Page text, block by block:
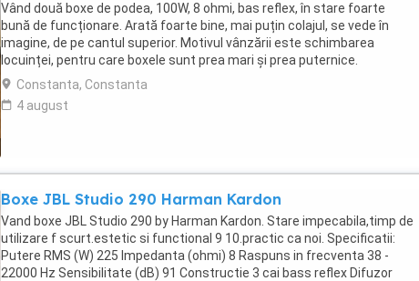
Vând două boxe de podea, 100W, 8 ohmi, bas reflex, în stare foarte
bună de funcționare. Arată foarte bine, mai puțin colajul, se vede în
imagine, de pe cantul superior. Motivul vânzării este schimbarea
locuinței, pentru care boxele sunt prea mari și prea puternice.
Constanta, Constanta
4 august
Boxe JBL Studio 290 Harman Kardon
Vand boxe JBL Studio 290 by Harman Kardon. Stare impecabila,timp de
utilizare f scurt.estetic si functional 9 10.practic ca noi. Specificatii:
Putere RMS (W) 225 Impedanta (ohmi) 8 Raspuns in frecventa 38 -
22000 Hz Sensibilitate (dB) 91 Constructie 3 cai bass reflex Difuzor